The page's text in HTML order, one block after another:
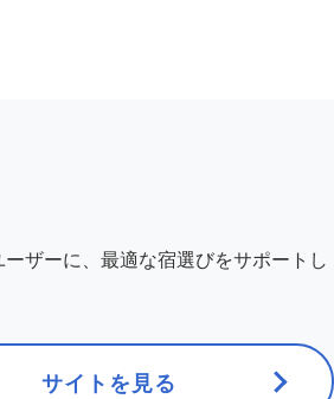
ザーに、最適な宿選びをサポートし
サイトを見る